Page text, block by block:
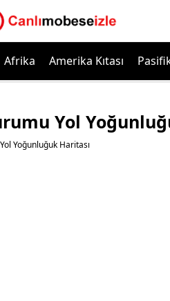
Afrika Amerika Kıtası
Yol
Yoğunluğuk Haritası